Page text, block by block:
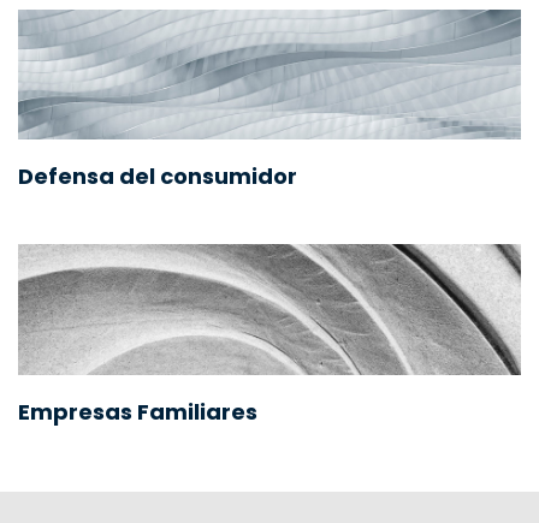
Defensa del consumidor
Empresas Familiares